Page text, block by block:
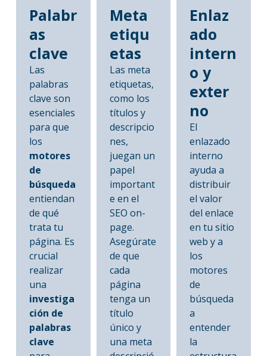
Palabr
as
clave
Las
palabras
clave son
esenciales
para que
los
motores
de
búsqueda
entiendan
de qué
trata tu
página. Es
crucial
realizar
una
investiga
ción de
palabras
clave
Meta
etiqu
etas
Las meta
etiquetas,
como los
títulos y
descripcio
nes,
juegan un
papel
important
e en el
SEO on-
page.
Asegúrate
de que
cada
página
tenga un
título
único y
una meta
Enlaz
ado
intern
o y
exter
no
El
enlazado
interno
ayuda a
distribuir
el valor
del enlace
en tu sitio
web y a
los
motores
de
búsqueda
a
entender
la